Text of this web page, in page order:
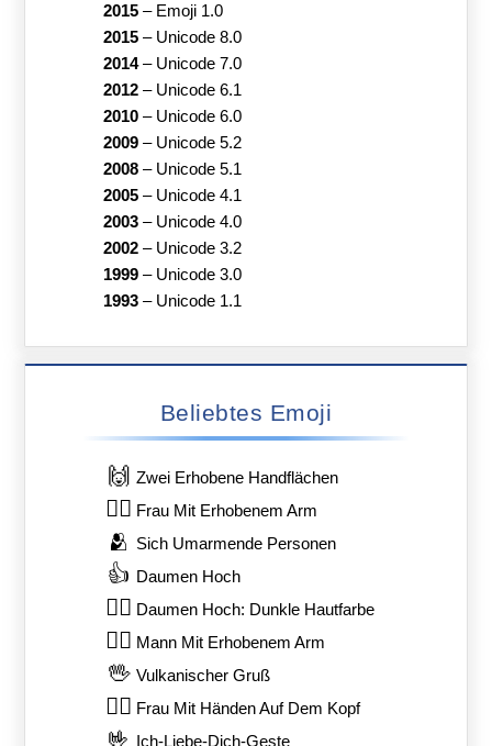
2015– Emoji 1.0
2015– Unicode 8.0
2014– Unicode 7.0
2012– Unicode 6.1
2010– Unicode 6.0
2009– Unicode 5.2
2008– Unicode 5.1
2005– Unicode 4.1
2003– Unicode 4.0
2002– Unicode 3.2
1999– Unicode 3.0
1993– Unicode 1.1
Beliebtes Emoji
🙌 Zwei Erhobene Handflächen
🙋‍♀️ Frau Mit Erhobenem Arm
🫂 Sich Umarmende Personen
👍 Daumen Hoch
👍🏿 Daumen Hoch: Dunkle Hautfarbe
🙋‍♂️ Mann Mit Erhobenem Arm
🖖 Vulkanischer Gruß
🙆‍♀️ Frau Mit Händen Auf Dem Kopf
🤟 Ich-Liebe-Dich-Geste